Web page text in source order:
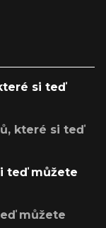
si teď
které si teď
teď můžete
můžete